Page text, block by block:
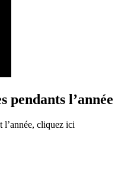
pendants l’année
l’année, cliquez ici